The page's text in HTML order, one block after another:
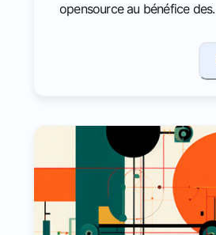
opensource au bénéfice des